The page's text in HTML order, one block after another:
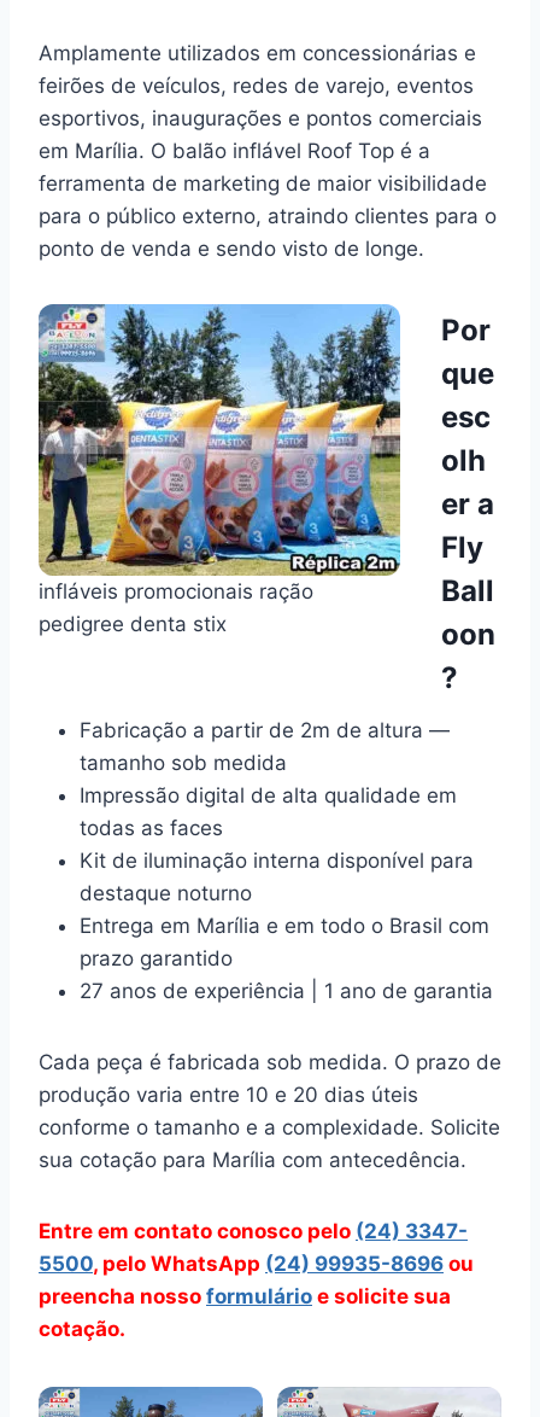
Amplamente utilizados em concessionárias e
feirões de veículos, redes de varejo, eventos
esportivos, inaugurações e pontos comerciais
em Marília. O balão inflável Roof Top é a
ferramenta de marketing de maior visibilidade
para o público externo, atraindo clientes para o
ponto de venda e sendo visto de longe.
infláveis promocionais ração
pedigree denta stix
Por
que
esc
olh
er a
Fly
Ball
oon
?
Fabricação a partir de 2m de altura —
tamanho sob medida
Impressão digital de alta qualidade em
todas as faces
Kit de iluminação interna disponível para
destaque noturno
Entrega em Marília e em todo o Brasil com
prazo garantido
27 anos de experiência | 1 ano de garantia
Cada peça é fabricada sob medida. O prazo de
produção varia entre 10 e 20 dias úteis
conforme o tamanho e a complexidade. Solicite
sua cotação para Marília com antecedência.
Entre em contato conosco pelo (24) 3347-
5500, pelo WhatsApp (24) 99935-8696 ou
preencha nosso formulário e solicite sua
cotação.